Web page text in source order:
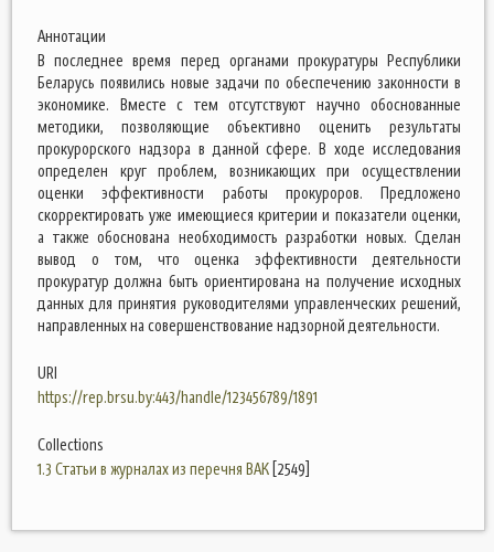
Аннотации
В последнее время перед органами прокуратуры Республики
Беларусь появились новые задачи по обеспечению законности в
экономике. Вместе с тем отсутствуют научно обоснованные
методики, позволяющие объективно оценить результаты
прокурорского надзора в данной сфере. В ходе исследования
определен круг проблем, возникающих при осуществлении
оценки эффективности работы прокуроров. Предложено
скорректировать уже имеющиеся критерии и показатели оценки,
а также обоснована необходимость разработки новых. Сделан
вывод о том, что оценка эффективности деятельности
прокуратур должна быть ориентирована на получение исходных
данных для принятия руководителями управленческих решений,
направленных на совершенствование надзорной деятельности.
URI
https://rep.brsu.by:443/handle/123456789/1891
Collections
1.3 Статьи в журналах из перечня ВАК [2549]